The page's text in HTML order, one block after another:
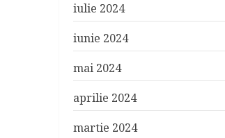
iulie 2024
iunie 2024
mai 2024
aprilie 2024
martie 2024